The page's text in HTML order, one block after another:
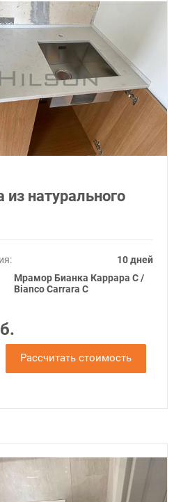
натурального
10 дней
Мрамор Бианка Каррара C /
Bianco Carrara С
Рассчитать стоимость